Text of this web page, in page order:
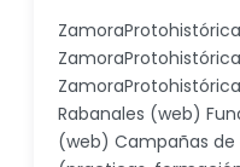
Rabanales (web)
(web) Campañas